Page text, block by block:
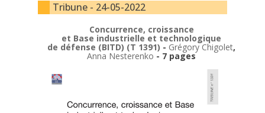
Tribune - 24-05-2022
Concurrence, croissance
et Base industrielle et technologique
de défense (BITD) (T 1391) - Grégory Chigolet,
Anna Nesterenko - 7 pages